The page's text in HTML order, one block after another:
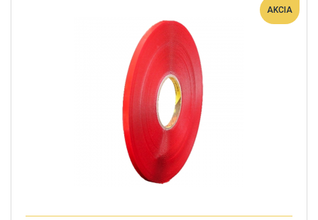
AKCIA